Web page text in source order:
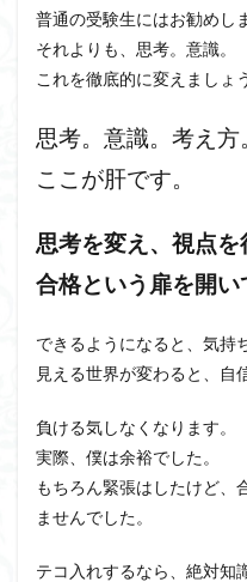
普通の受験生にはお勧めし
それよりも、思考。意識。
これを徹底的に変えましょう
思考。意識。考え方
ここが肝です。
思考を変え、視点を
合格という扉を開い
できるようになると、気持
見える世界が変わると、自
負ける気しなくなります。
実際、僕は余裕でした。
もちろん緊張はしたけど、
ませんでした。
テコ入れするなら、絶対知